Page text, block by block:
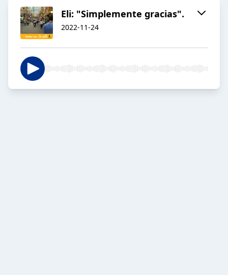
Eli: "Simplemente gracias".
2022-11-24